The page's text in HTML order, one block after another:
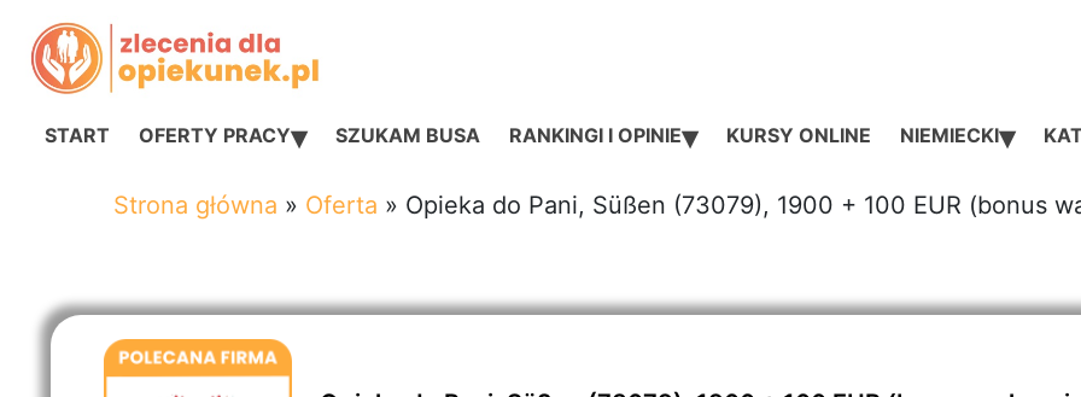
START OFERTY PRACY▾ SZUKAM BUSA RANKINGI I OPINIE▾ KURSY ONLINE NIEMIECKI▾
Strona główna » Oferta » Opieka do Pani, Süßen (73079), 1900 + 100 EUR (bonus